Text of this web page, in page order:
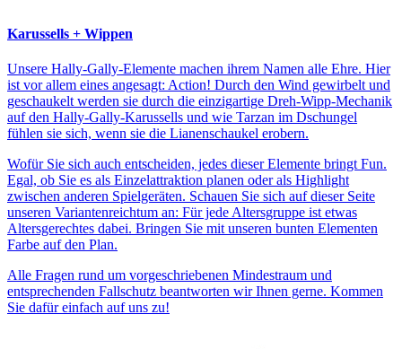
Karussells + Wippen
Unsere Hally-Gally-Elemente machen ihrem Namen alle Ehre. Hier
ist vor allem eines angesagt: Action! Durch den Wind gewirbelt und
geschaukelt werden sie durch die einzigartige Dreh-Wipp-Mechanik
auf den Hally-Gally-Karussells und wie Tarzan im Dschungel
fühlen sie sich, wenn sie die Lianenschaukel erobern.
Wofür Sie sich auch entscheiden, jedes dieser Elemente bringt Fun.
Egal, ob Sie es als Einzelattraktion planen oder als Highlight
zwischen anderen Spielgeräten. Schauen Sie sich auf dieser Seite
unseren Variantenreichtum an: Für jede Altersgruppe ist etwas
Altersgerechtes dabei. Bringen Sie mit unseren bunten Elementen
Farbe auf den Plan.
Alle Fragen rund um vorgeschriebenen Mindestraum und
entsprechenden Fallschutz beantworten wir Ihnen gerne. Kommen
Sie dafür einfach auf uns zu!